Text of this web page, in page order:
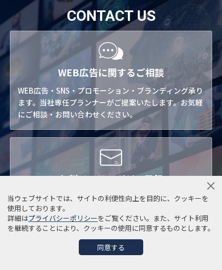
CONTACT US
WEB広告に関するご相談
WEB広告・SNS・プロモーション・ブランディング承り
ます。当社専任プランナーがご提案いたします。お気軽
にご相談・お問い合わせください。
無料メールマガジン登録
WEB広告・マーケティング・プロモーションからSNS活
用まで。デジタルマーケティングに関する最新・お役立
ち情報をお届けします。こちらより無料メルマガご登録
いただけます。
当ウェブサイトでは、サイトの利便性向上を目的に、クッキーを
使用しております。
詳細はプライバシーポリシーをご覧ください。また、サイト利用
を継続することにより、クッキーの使用に同意するものとします。
同意する